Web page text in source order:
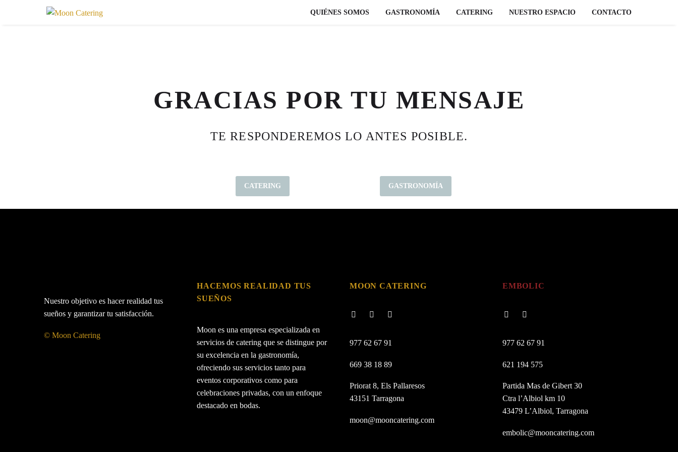
QUIÉNES SOMOS GASTRONOMÍA CATERING NUESTRO ESPACIO CONTACTO
GRACIAS POR TU MENSAJE
TE RESPONDEREMOS LO ANTES POSIBLE.
CATERING GASTRONOMÍA
Nuestro objetivo es hacer realidad tus
sueños y garantizar tu satisfacción.
© Moon Catering
HACEMOS REALIDAD TUS
SUEÑOS
Moon es una empresa especializada en
servicios de catering que se distingue por
su excelencia en la gastronomía,
ofreciendo sus servicios tanto para
eventos corporativos como para
celebraciones privadas, con un enfoque
destacado en bodas.
MOON CATERING
977 62 67 91
669 38 18 89
Priorat 8, Els Pallaresos
43151 Tarragona
moon@mooncatering.com
EMBOLIC
977 62 67 91
621 194 575
Partida Mas de Gibert 30
Ctra l’Albiol km 10
43479 L’Albiol, Tarragona
embolic@mooncatering.com